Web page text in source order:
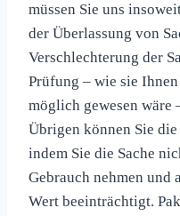
müssen Sie uns
der Überlassung von
Verschlechterung der
Prüfung – wie sie
möglich gewesen
Übrigen können Sie
indem Sie die Sache
Gebrauch nehmen und
Wert beeinträchtigt.